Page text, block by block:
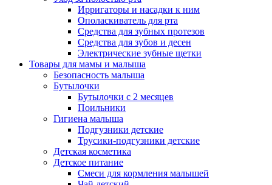
Ирригаторы и насадки к ним
Ополаскиватель для рта
Средства для зубных протезов
Средства для зубов и десен
Электрические зубные щетки
Товары для мамы и малыша
Безопасность малыша
Бутылочки
Бутылочки с 2 месяцев
Поильники
Гигиена малыша
Подгузники детские
Трусики-подгузники детские
Детская косметика
Детское питание
Смеси для кормления малышей